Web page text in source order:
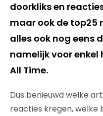
doorkliks en
maar ook de top25
alles ook nog eens
namelijk voor
All Time.
Dus benieuwd welke
reacties kregen,